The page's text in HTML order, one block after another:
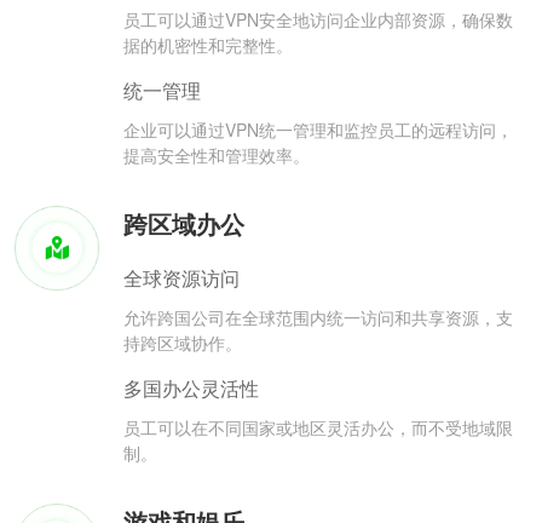
员工可以通过VPN安全地访问企业内部资源，确保数
据的机密性和完整性。
统一管理
企业可以通过VPN统一管理和监控员工的远程访问，
提高安全性和管理效率。
跨区域办公
全球资源访问
允许跨国公司在全球范围内统一访问和共享资源，支
持跨区域协作。
多国办公灵活性
员工可以在不同国家或地区灵活办公，而不受地域限
制。